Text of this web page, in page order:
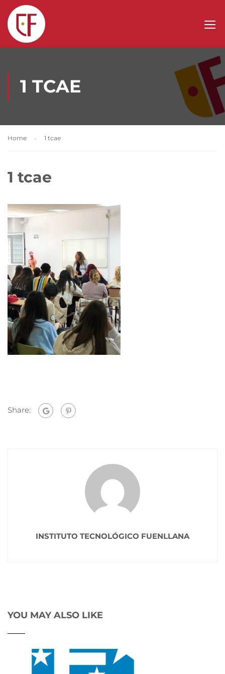
1 TCAE
Home 1 tcae
1 tcae
Share:
INSTITUTO TECNOLÓGICO FUENLLANA
YOU MAY ALSO LIKE